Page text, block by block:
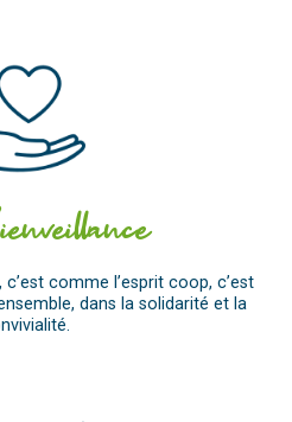
c’est comme l’esprit coop, c’est
dans la solidarité et la